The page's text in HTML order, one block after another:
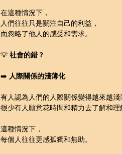
在這種情況下，
人們往往只是關注自己的利益，
而忽略了他人的感受和需求。
💡 社會的錯 ?
➡️ 人際關係的淺薄化
有人認為人們的人際關係變得越來越淺
很少有人願意花時間和精力去了解和理
這種情況下，
每個人往往更感孤獨和無助。